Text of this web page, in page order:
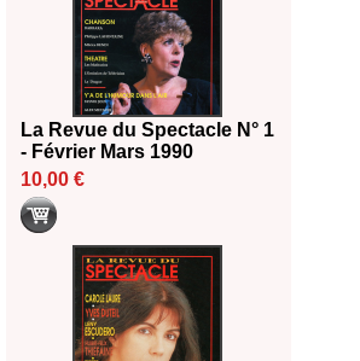
La Revue du Spectacle N° 1
- Février Mars 1990
10,00 €